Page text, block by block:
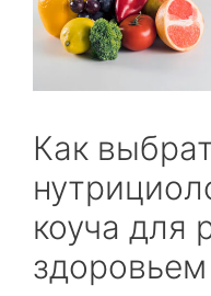
Как
коуча для
здоровьем